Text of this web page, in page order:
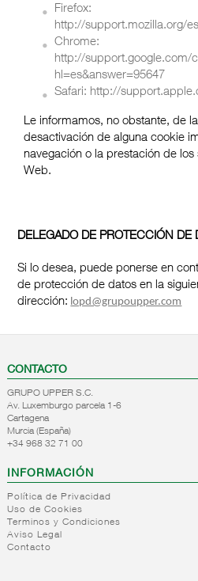
Firefox:
http://support.mozilla.org/
Chrome:
http://support.google.com/
hl=es&answer=95647
Safari: http://
Le informamos, no obstante, de
desactivación de alguna cookie
navegación o la prestación de
Web.
DELEGADO DE PROTECCIÓN DE
Si lo desea, puede ponerse en
de protección de datos en la
dirección: lopd@grupoupper.com
CONTACTO
GRUPO UPPER S.C.
Av. Luxemburgo parcela 1-6
Cartagena
Murcia (España)
+34 968 32 71 00
INFORMACIÓN
Política de Privacidad
Uso de Cookies
Terminos y Condiciones
Aviso Legal
Contacto